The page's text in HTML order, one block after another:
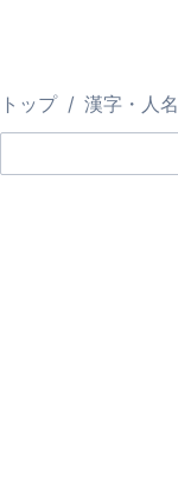
トップ 漢字・人名